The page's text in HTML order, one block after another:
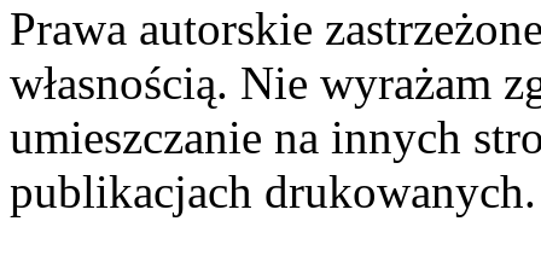
Prawa autorskie
własnością. Nie wyrażam
umieszczanie na innych
publikacjach drukowanych.